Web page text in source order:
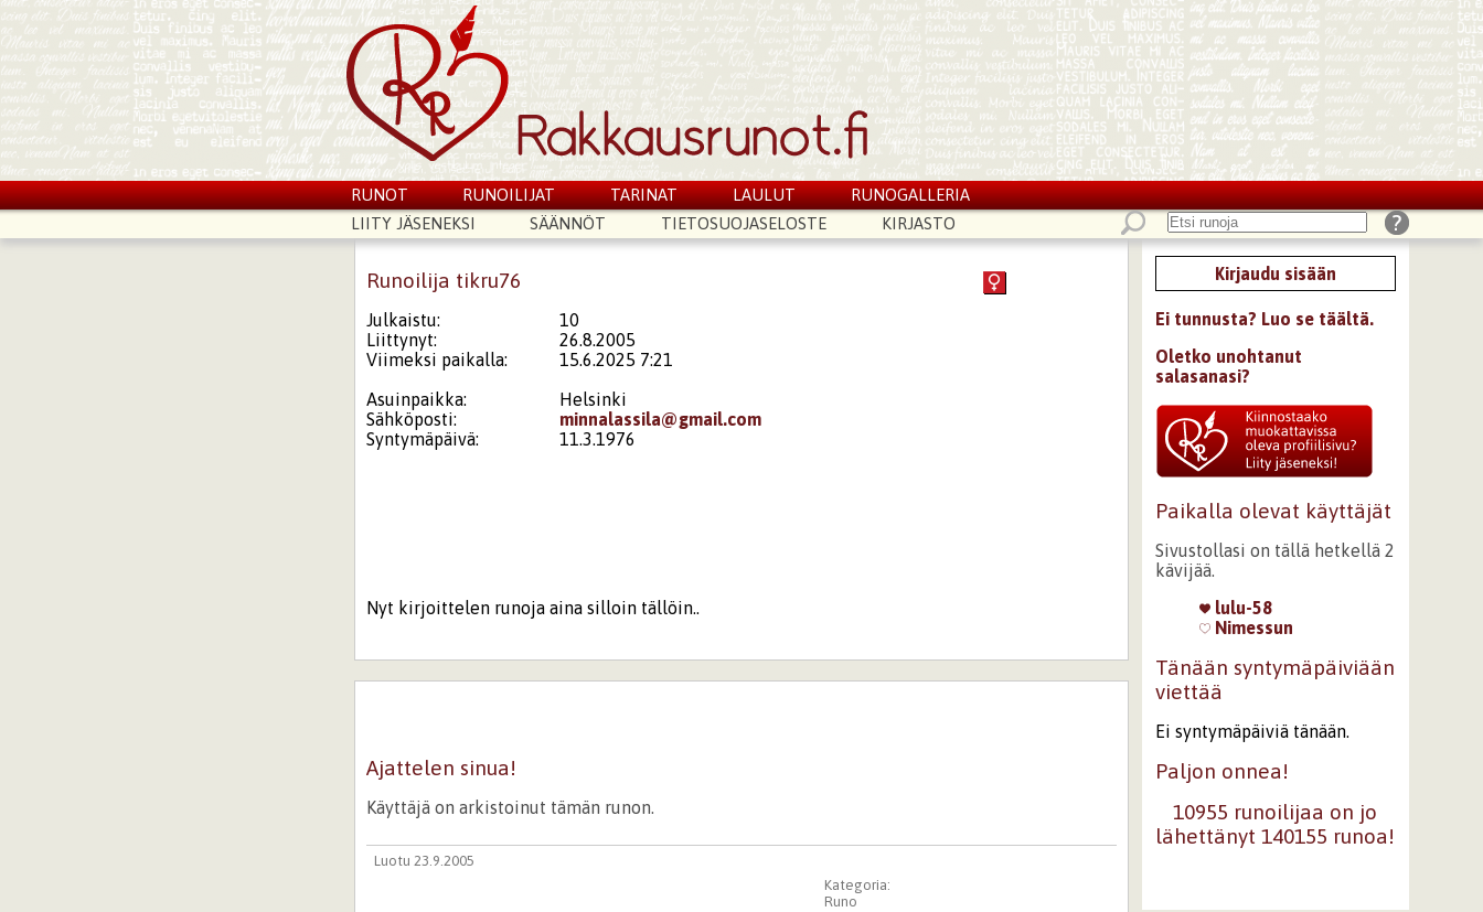
RUNOT RUNOILIJAT TARINAT LAULUT
RUNOGALLERIA
LIITY JÄSENEKSI
SÄÄNNÖT TIETOSUOJASELOSTE KIRJASTO
Runoilija tikru76
Julkaistu:
10
Liittynyt:
26.8.2005
Viimeksi paikalla:
15.6.2025 7:21
Asuinpaikka:
Helsinki
Sähköposti:
minnalassila@gmail.com
Syntymäpäivä:
11.3.1976
Nyt kirjoittelen runoja aina silloin tällöin..
Ajattelen sinua!
Käyttäjä on arkistoinut tämän runon.
Luotu 23.9.2005
Kategoria:
Runo
Kirjaudu sisään
Ei tunnusta? Luo se täältä.
Oletko unohtanut
salasanasi?
Paikalla olevat käyttäjät
Sivustollasi on tällä hetkellä 2
kävijää.
lulu-58
Nimessun
Tänään syntymäpäiviään
viettää
Ei syntymäpäiviä tänään.
Paljon onnea!
10955 runoilijaa on jo
lähettänyt 140155 runoa!